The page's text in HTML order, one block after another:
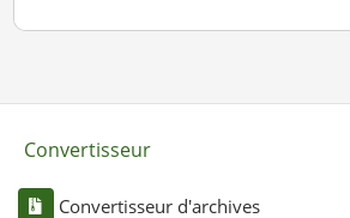
Convertisseur
Convertisseur d'archives